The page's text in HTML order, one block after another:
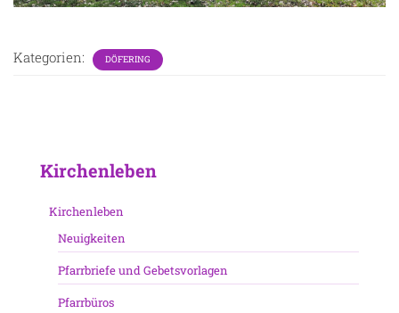
Kategorien: DÖFERING
Kirchenleben
Kirchenleben
Neuigkeiten
Pfarrbriefe und Gebetsvorlagen
Pfarrbüros